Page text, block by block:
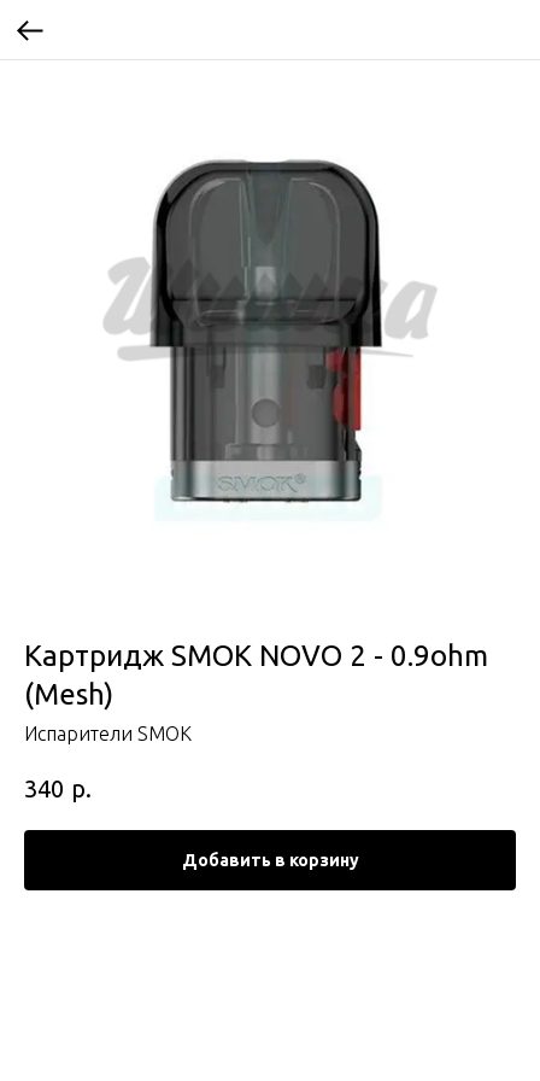
Картридж SMOK NOVO 2 - 0.9ohm
(Mesh)
Испарители SMOK
340 р.
Добавить в корзину